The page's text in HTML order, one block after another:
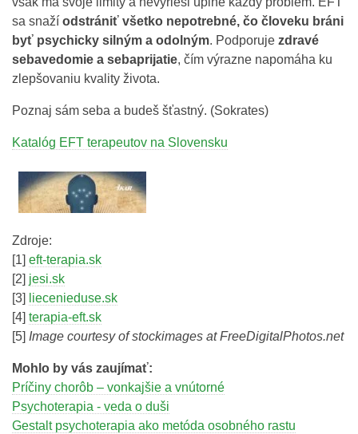
sa snaží odstrániť všetko nepotrebné, čo človeku bráni
byť psychicky silným a odolným. Podporuje zdravé
sebavedomie a sebaprijatie, čím výrazne napomáha ku
zlepšovaniu kvality života.
Poznaj sám seba a budeš šťastný. (Sokrates)
Katalóg EFT terapeutov na Slovensku
Zdroje:
[1] eft-terapia.sk
[2] jesi.sk
[3]
liecenieduse.sk
[4] terapia-eft.sk
[5] Image courtesy of stockimages at FreeDigitalPhotos.net
Mohlo by vás zaujímať:
Príčiny chorôb – vonkajšie a vnútorné
Psychoterapia - veda o duši
Gestalt psychoterapia ako metóda osobného rastu